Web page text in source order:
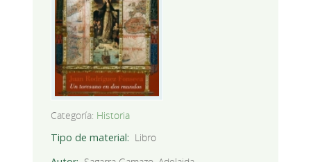
Categoría: Historia
Tipo de material
Libro